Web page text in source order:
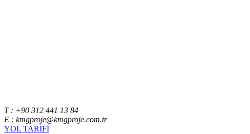
T : +90 312 441 13 84
E : kmgproje@kmgproje.com.tr
YOL TARİFİ